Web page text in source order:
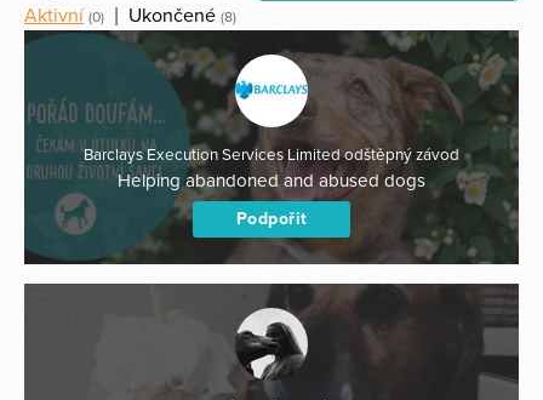
Aktivní (0) Ukončené (8)
Barclays Execution Services Limited odštěpný závod
Helping abandoned and abused dogs
Podpořit